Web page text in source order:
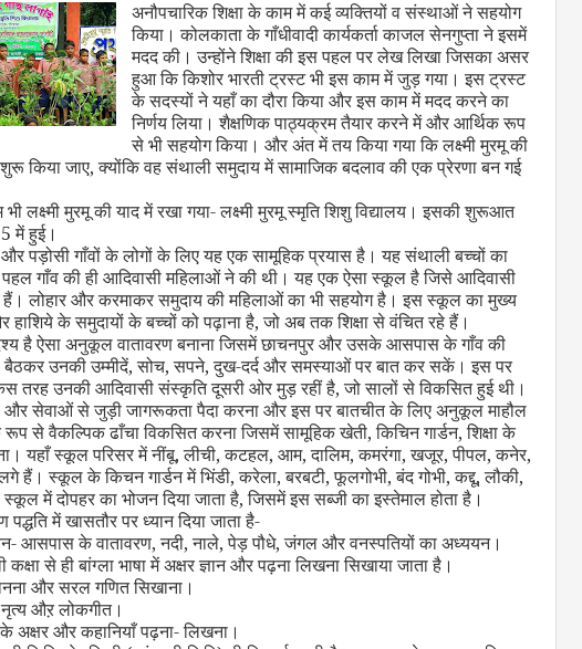
अनौपचारिक शिक्षा के काम में कई व्यक्तियों व संस्थाओं ने सहयोग
किया। कोलकाता के गाँधीवादी कार्यकर्ता काजल सेनगुप्ता ने इसमें
मदद की। उन्होंने शिक्षा की इस पहल पर लेख लिखा जिसका असर
हुआ कि किशोर भारती ट्रस्ट भी इस काम में जुड़ गया। इस ट्रस्ट
के सदस्यों ने यहाँ का दौरा किया और इस काम में मदद करने का
निर्णय लिया। शैक्षणिक पाठ्यक्रम तैयार करने में और आर्थिक रूप
से भी सहयोग किया। और अंत में तय किया गया कि लक्ष्मी मुरमू की
किया जाए,क्योंकि वह संथाली समुदाय में सामाजिक बदलाव की एक प्रेरणा बन गई
लक्ष्मी मुरमू की याद में रखा गया- लक्ष्मी मुरमू स्मृति शिशु विद्यालय। इसकी शुरूआत
में हुई।
पड़ोसी गाँवों के लोगों के लिए यह एक सामूहिक प्रयास है। यह संथाली बच्चों का
गाँव की ही आदिवासी महिलाओं ने की थी। यह एक ऐसा स्कूल है जिसे आदिवासी
हैं। लोहार और करमाकर समुदाय की महिलाओं का भी सहयोग है। इस स्कूल का मुख्य
हाशिये के समुदायों के बच्चों को पढ़ाना है,जो अब तक शिक्षा से वंचित रहे हैं।
है ऐसा अनुकूल वातावरण बनाना जिसमें छाचनपुर और उसके आसपास के गाँव की
उनकी उम्मीदें,सोच,सपने,दुख-दर्द और समस्याओं पर बात कर सकें। इस पर
तरह उनकी आदिवासी संस्कृति दूसरी ओर मुड़ रहीं है,जो सालों से विकसित हुई थी।
और सेवाओं से जुड़ी जागरूकता पैदा करना और इस पर बातचीत के लिए अनुकूल माहौल
रूप से वैकल्पिक ढाँचा विकसित करना जिसमें सामूहिक खेती,किचिन गार्डन,शिक्षा के
यहाँ स्कूल परिसर में नींबू,लीची, कटहल, आम,दालिम,कमरंगा,खजूर,पीपल,कनेर,
हैं। स्कूल के किचन गार्डन में भिंडी,करेला,बरबटी,फूलगोभी,बंद गोभी,कद्दू,लौकी,
में दोपहर का भोजन दिया जाता है,जिसमें इस सब्जी का इस्तेमाल होता है।
में खासतौर पर ध्यान दिया जाता है-
आसपास के वातावरण,नदी,नाले,पेड़ पौधे,जंगल और वनस्पतियों का अध्ययन।
कक्षा से ही बांग्ला भाषा में अक्षर ज्ञान और पढ़ना लिखना सिखाया जाता है।
और सरल गणित सिखाना।
औऱ लोकगीत।
अक्षर और कहानियाँ पढ़ना- लिखना।